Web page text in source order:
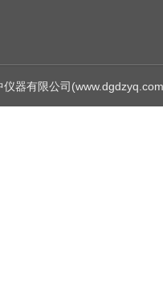
仪器有限公司